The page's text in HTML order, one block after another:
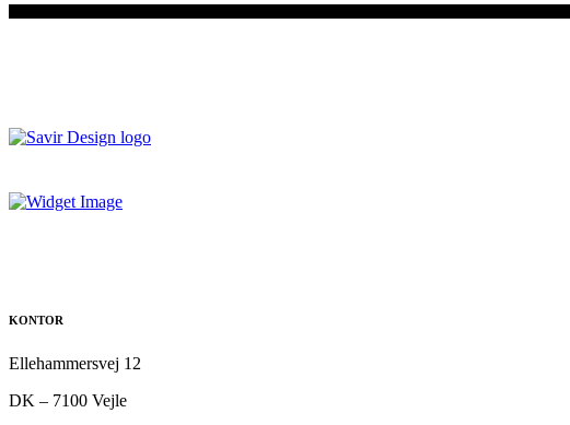
KONTOR
Ellehammersvej 12
DK – 7100 Vejle